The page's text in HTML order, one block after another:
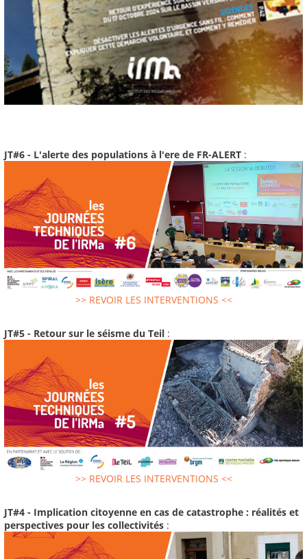
JT#6 - L'alerte des populations à l'ere de FR-ALERT :
>> REVOIR LES INTERVENTIONS <<
JT#5 - Retour sur le séisme du Teil :
>> REVOIR LES INTERVENTIONS <<
JT#4 - Implication citoyenne en cas de catastrophe : réalités et
perspectives pour les collectivités :